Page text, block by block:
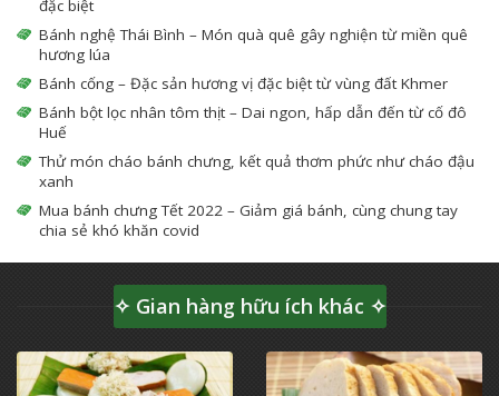
đặc biệt
Bánh nghệ Thái Bình – Món quà quê gây nghiện từ miền quê
hương lúa
Bánh cống – Đặc sản hương vị đặc biệt từ vùng đất Khmer
Bánh bột lọc nhân tôm thịt – Dai ngon, hấp dẫn đến từ cố đô
Huế
Thử món cháo bánh chưng, kết quả thơm phức như cháo đậu
xanh
Mua bánh chưng Tết 2022 – Giảm giá bánh, cùng chung tay
chia sẻ khó khăn covid
✧ Gian hàng hữu ích khác ✧